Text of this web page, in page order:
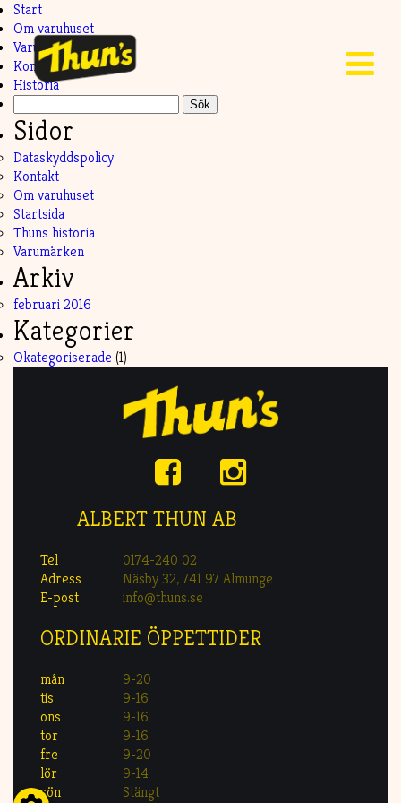
Start
Om varuhuset
Varumärken
Kontakt
Historia
efter:
Sidor
Dataskyddspolicy
Kontakt
Om varuhuset
Startsida
Thuns historia
Varumärken
Arkiv
februari 2016
Kategorier
Okategoriserade (1)
ALBERT THUN AB
Tel
0174-240 02
Adress
Näsby 32, 741 97 Almunge
E-post
info@thuns.se
ORDINARIE ÖPPETTIDER
mån
9-20
tis
9-16
ons
9-16
tor
9-16
fre
9-20
lör
9-14
sön
Stängt